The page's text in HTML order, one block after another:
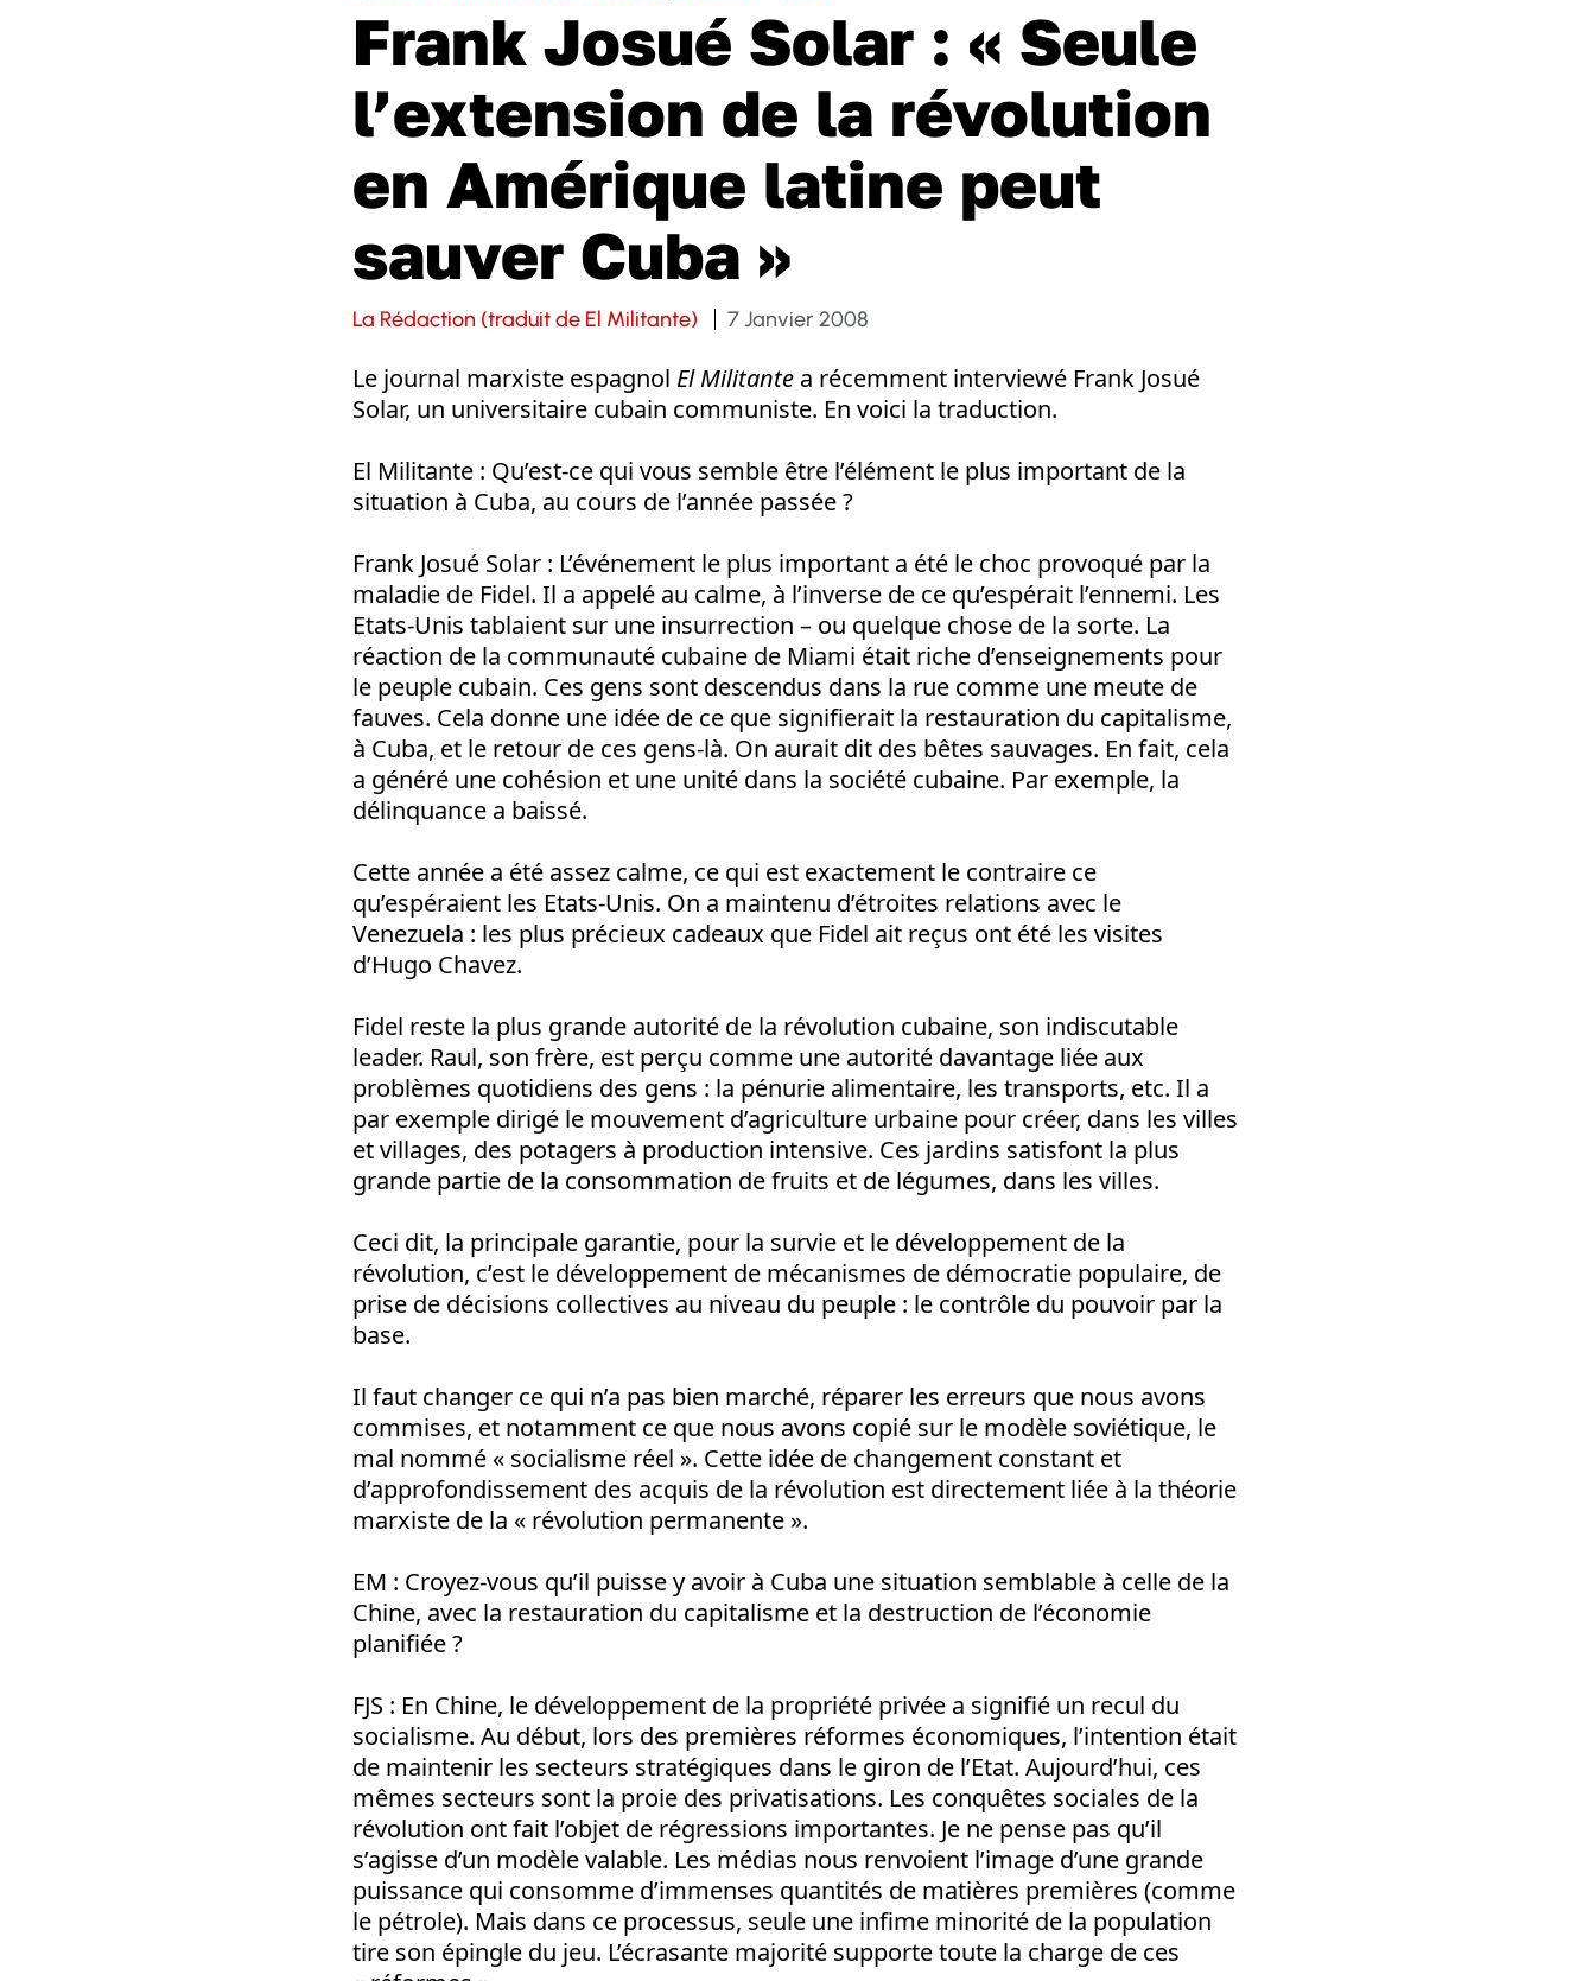
Frank Josué Solar : « Seule
l’extension de la révolution
en Amérique latine peut
sauver Cuba »
La Rédaction (traduit de El Militante) 7 Janvier 2008
Le journal marxiste espagnol El Militante a récemment interviewé Frank Josué
Solar, un universitaire cubain communiste. En voici la traduction.
El Militante : Qu’est-ce qui vous semble être l’élément le plus important de la
situation à Cuba, au cours de l’année passée ?
Frank Josué Solar : L’événement le plus important a été le choc provoqué par la
maladie de Fidel. Il a appelé au calme, à l’inverse de ce qu’espérait l’ennemi. Les
Etats-Unis tablaient sur une insurrection – ou quelque chose de la sorte. La
réaction de la communauté cubaine de Miami était riche d’enseignements pour
le peuple cubain. Ces gens sont descendus dans la rue comme une meute de
fauves. Cela donne une idée de ce que signifierait la restauration du capitalisme,
à Cuba, et le retour de ces gens-là. On aurait dit des bêtes sauvages. En fait, cela
a généré une cohésion et une unité dans la société cubaine. Par exemple, la
délinquance a baissé.
Cette année a été assez calme, ce qui est exactement le contraire ce
qu’espéraient les Etats-Unis. On a maintenu d’étroites relations avec le
Venezuela : les plus précieux cadeaux que Fidel ait reçus ont été les visites
d’Hugo Chavez.
Fidel reste la plus grande autorité de la révolution cubaine, son indiscutable
leader. Raul, son frère, est perçu comme une autorité davantage liée aux
problèmes quotidiens des gens : la pénurie alimentaire, les transports, etc. Il a
par exemple dirigé le mouvement d’agriculture urbaine pour créer, dans les villes
et villages, des potagers à production intensive. Ces jardins satisfont la plus
grande partie de la consommation de fruits et de légumes, dans les villes.
Ceci dit, la principale garantie, pour la survie et le développement de la
révolution, c’est le développement de mécanismes de démocratie populaire, de
prise de décisions collectives au niveau du peuple : le contrôle du pouvoir par la
base.
Il faut changer ce qui n’a pas bien marché, réparer les erreurs que nous avons
commises, et notamment ce que nous avons copié sur le modèle soviétique, le
mal nommé « socialisme réel ». Cette idée de changement constant et
d’approfondissement des acquis de la révolution est directement liée à la théorie
marxiste de la « révolution permanente ».
EM : Croyez-vous qu’il puisse y avoir à Cuba une situation semblable à celle de la
Chine, avec la restauration du capitalisme et la destruction de l’économie
planifiée ?
FJS : En Chine, le développement de la propriété privée a signifié un recul du
socialisme. Au début, lors des premières réformes économiques, l’intention était
de maintenir les secteurs stratégiques dans le giron de l’Etat. Aujourd’hui, ces
mêmes secteurs sont la proie des privatisations. Les conquêtes sociales de la
révolution ont fait l’objet de régressions importantes. Je ne pense pas qu’il
s’agisse d’un modèle valable. Les médias nous renvoient l’image d’une grande
puissance qui consomme d’immenses quantités de matières premières (comme
le pétrole). Mais dans ce processus, seule une infime minorité de la population
tire son épingle du jeu. L’écrasante majorité supporte toute la charge de ces